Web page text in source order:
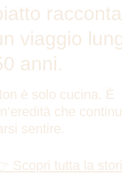
racconta
viaggio
anni.
è solo cucina. È
che
sentire.
Scopri tutta la